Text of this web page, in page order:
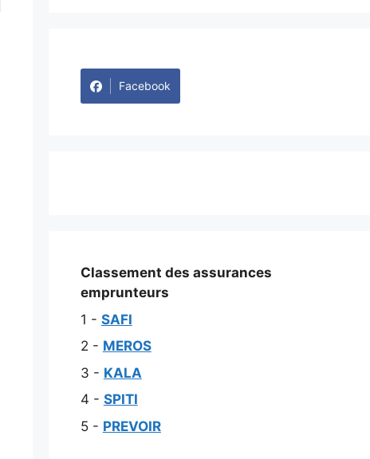
Facebook
Classement des assurances
emprunteurs
1 - SAFI
2 - MEROS
3 - KALA
4 - SPITI
5 - PREVOIR